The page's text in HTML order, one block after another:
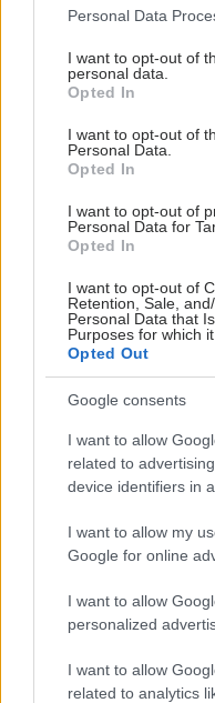
Please note that this
not limited to your visit
grant or deny consent to
use your data for below
consent section.
Personal Data
I want to opt-out of
personal data.
Opted In
I want to opt-out of
Personal Data.
Opted In
I want to opt-out of
Personal Data for
Opted In
I want to opt-out of
Retention, Sale,
Personal Data that
Purposes for which
Opted Out
Google consents
I want to allow
related to
device identifiers in
I want to allow my
Google for online
I want to allow
personalized
I want to allow
related to analytics
ΜΠΕΙΤΕ ΣΤΗ
ΣΗΜΕΡΑ ΣΤΟ